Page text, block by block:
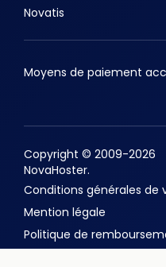
Novatis
Moyens de paiement
Copyright © 2009-2026
NovaHoster.
Conditions générales de
Mention légale
Politique de